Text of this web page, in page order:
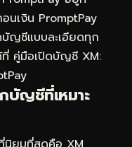
เงิน PromptPay
ญชีแบบละเอียดทุก
คู่มือเปิดบัญชี XM:
บัญชีที่เหมาะ